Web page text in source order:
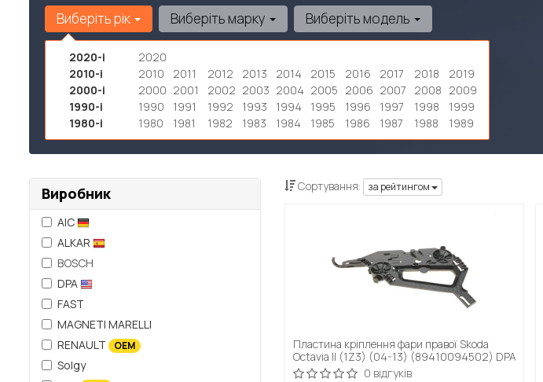
Виберіть рік
2020-і
2020
2010-і
2010 2011 2012 2013 2014 2015 2016 2017 2018
2019
2000-і
2000 2001 2002 2003 2004 2005 2006 2007 2008 2009
1990-і
1990 1991 1992 1993 1994 1995 1996 1997 1998
1999
1980-і
1980 1981 1982 1983 1984 1985 1986 1987 1988 1989
Виберіть марку Виберіть модель
Виробник
AIC
ALKAR
BOSCH
DPA
FAST
MAGNETI MARELLI
RENAULT
OEM
Solgy
Сортування: за рейтингом
Пластина кріплення фари правої Skoda
Octavia II (1Z3) (04-13) (89410094502) DPA
0 відгуків